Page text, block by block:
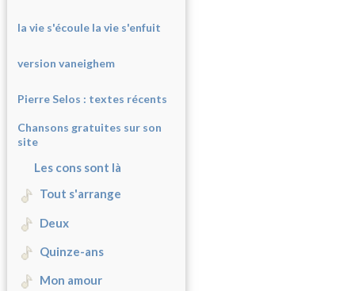
la vie s'écoule la vie s'enfuit
version vaneighem
Pierre Selos : textes récents
Chansons gratuites sur son
site
Les cons sont là
Tout s'arrange
Deux
Quinze-ans
Mon amour